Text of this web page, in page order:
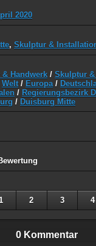
2020
, Skulptur &
& Handwerk / Skulptur
Welt / Europa /
/ Regierungsbezirk
/ Duisburg Mitte
2 3 4
0 Kommentar